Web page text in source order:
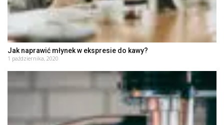
Jak naprawić młynek w ekspresie do kawy?
1 października, 2020